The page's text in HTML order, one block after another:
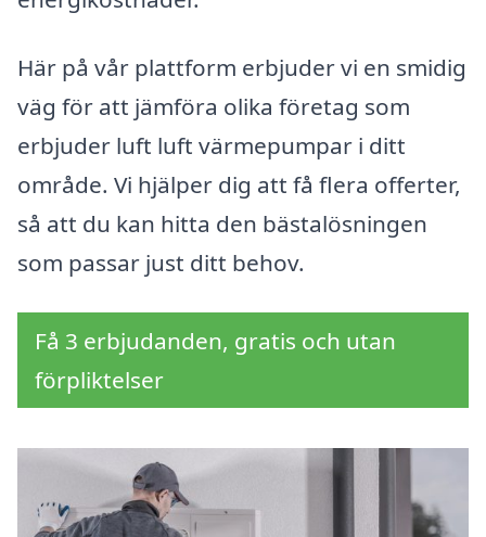
Här på vår plattform erbjuder vi en smidig
väg för att jämföra olika företag som
erbjuder luft luft värmepumpar i ditt
område. Vi hjälper dig att få flera offerter,
så att du kan hitta den bästalösningen
som passar just ditt behov.
Få 3 erbjudanden, gratis och utan
förpliktelser